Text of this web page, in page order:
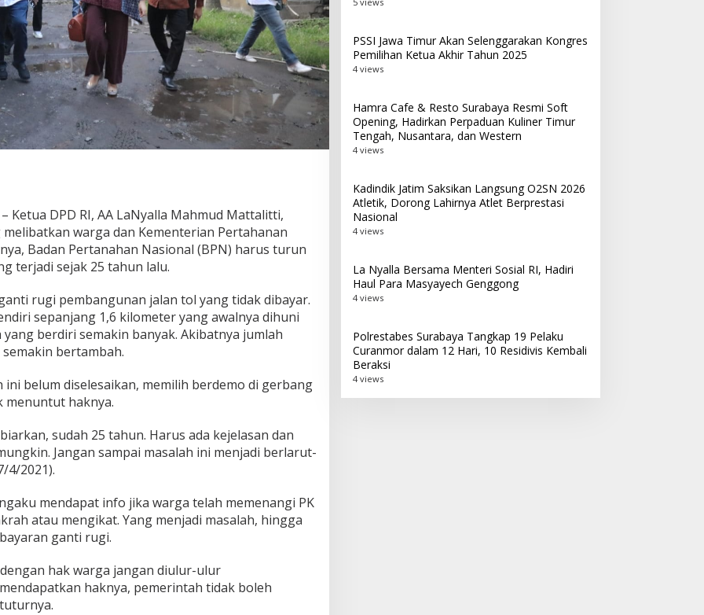
– Ketua DPD RI, AA LaNyalla Mahmud Mattalitti,
warga dan Kementerian Pertahanan
Badan Pertanahan Nasional (BPN) harus turun
terjadi sejak 25 tahun lalu.
rugi pembangunan jalan tol yang tidak dibayar.
sepanjang 1,6 kilometer yang awalnya dihuni
berdiri semakin banyak. Akibatnya jumlah
bertambah.
ini belum diselesaikan, memilih berdemo di gerbang
menuntut haknya.
sudah 25 tahun. Harus ada kejelasan dan
Jangan sampai masalah ini menjadi berlarut-
4/2021).
mendapat info jika warga telah memenangi PK
atau mengikat. Yang menjadi masalah, hingga
ganti rugi.
hak warga jangan diulur-ulur
haknya, pemerintah tidak boleh
PSSI Jawa Timur Akan Selenggarakan Kongres
Pemilihan Ketua Akhir Tahun 2025
4 views
Hamra Cafe & Resto Surabaya Resmi Soft
Opening, Hadirkan Perpaduan Kuliner Timur
Tengah, Nusantara, dan Western
4 views
Kadindik Jatim Saksikan Langsung O2SN 2026
Atletik, Dorong Lahirnya Atlet Berprestasi
Nasional
4 views
La Nyalla Bersama Menteri Sosial RI, Hadiri
Haul Para Masyayech Genggong
4 views
Polrestabes Surabaya Tangkap 19 Pelaku
Curanmor dalam 12 Hari, 10 Residivis Kembali
Beraksi
4 views